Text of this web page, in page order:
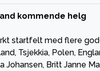
kommende helg
startfelt med flere
Tsjekkia, Polen,
Britt Janne